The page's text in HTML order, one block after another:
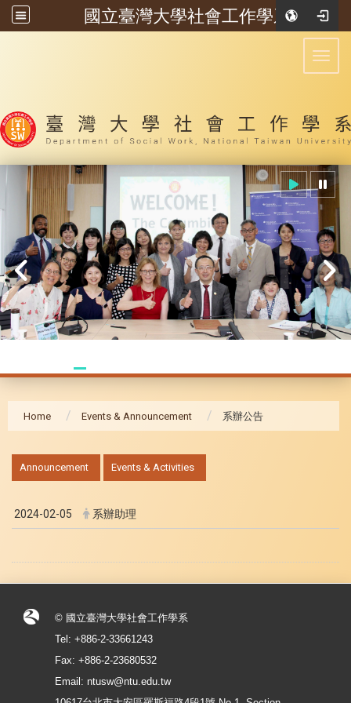
國立臺灣大學社會工作學系
:::
Home Events & Announcement 系辦公告
Announcement Events & Activities
2024-02-05 系辦助理
© 國立臺灣大學社會工作學系
Tel: +886-2-33661243
Fax: +886-2-23680532
Email: ntusw@ntu.edu.tw